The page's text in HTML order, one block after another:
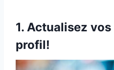
1. Actualisez
profil!